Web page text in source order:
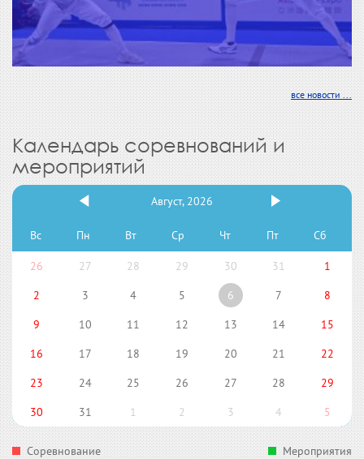
все новости ...
Календарь соревнований и
мероприятий
Август, 2026
Вс Пн Вт Ср Чт Пт Сб
26 27 28 29 30 31
1
2
3 4 5 6 7
8
9
10 11 12 13 14
15
16
17 18 19 20 21
22
23
24 25 26 27 28
29
30
31 1 2 3 4 5
Соревнование Мероприятия